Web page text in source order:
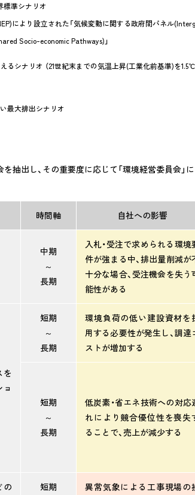
標準シナリオ
により設立された「気候変動に関する政府間パネル
Socio-economic Pathways)」
シナリオ （21世紀末までの気温上昇(工業化前基準)を
最大排出シナリオ
抽出し、その重要度に応じて「環境経営委員会」
時間軸 自社への影響
中期
～
長期
入札・受注で求められる環境
件が強まる中、排出量削減が
十分な場合、受注機会を失う
能性がある
短期
～
長期
環境負荷の低い建設資材を
用する必要性が発生し、調達
ストが増加する
短期
～
長期
低炭素・省エネ技術への対応
れにより競合優位性を喪失
ることで、売上が減少する
の
短期
異常気象による工事現場の